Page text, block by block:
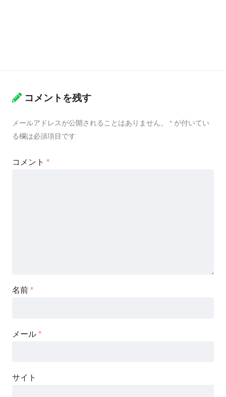
コメントを残す
メールアドレスが公開されることはありません。 * が付いてい
る欄は必須項目です
コメント *
名前 *
メール *
サイト